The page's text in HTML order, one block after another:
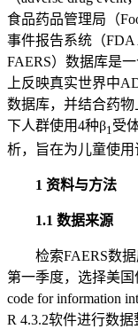
食品药品管理局（
事件报告系统（FDA
FAERS）数据库是
上反映真实世界中
数据库，并结合药
下人群使用4种β1受
析，旨在为儿童使用
1 资料与方法
1.1 数据来源
检索FAERS数
第一季度，选择美国
code for information
R 4.3.2软件进行数据